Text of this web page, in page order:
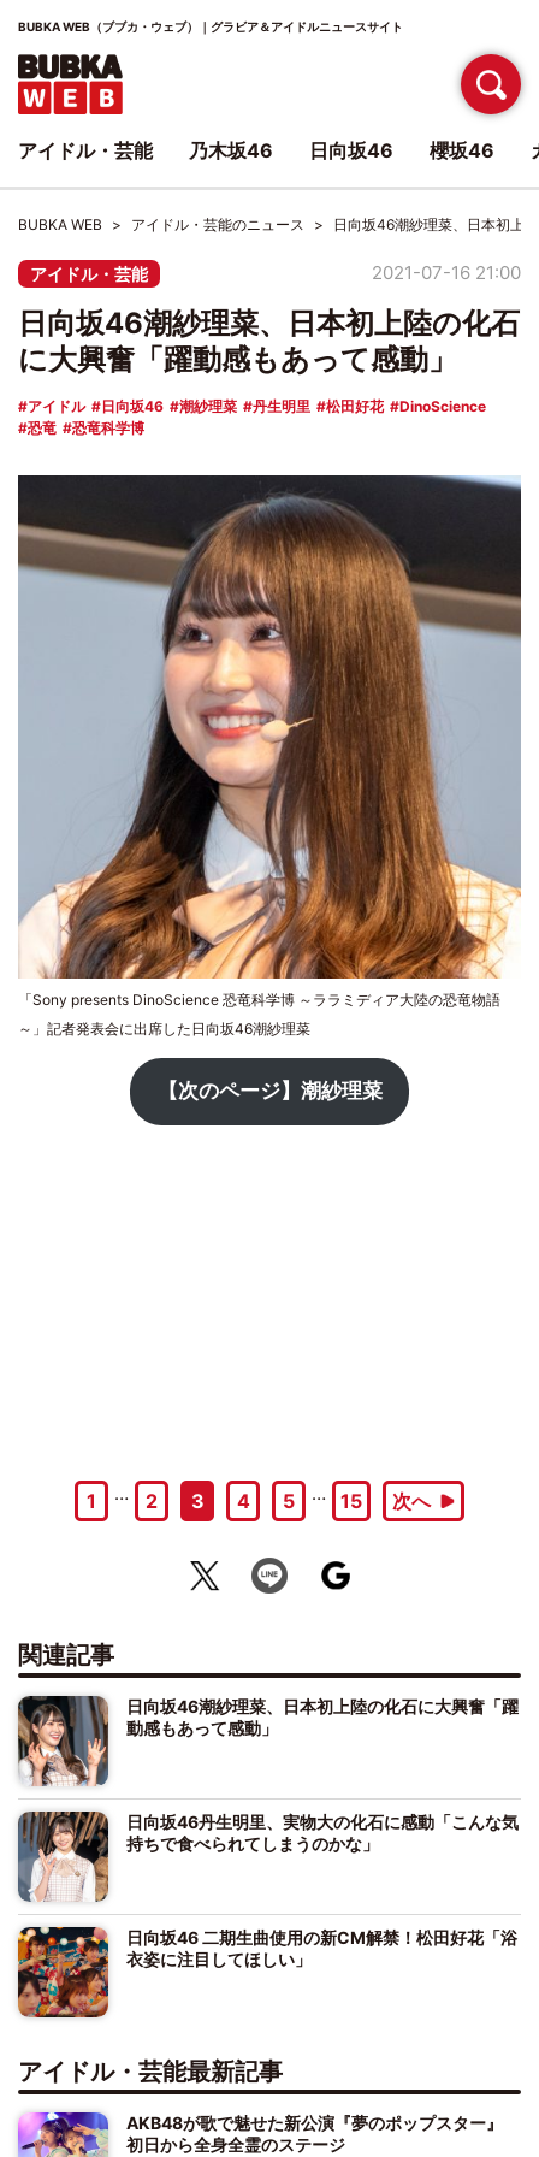
BUBKA WEB（ブブカ・ウェブ）｜グラビア＆アイドルニュースサイト
BUBKA WEB アイドル・芸能のニュース 日向坂46潮紗理菜、日本初上
アイドル・芸能 2021-07-16 21:00
日向坂46潮紗理菜、日本初上陸の化石
に大興奮「躍動感もあって感動」
アイドル 日向坂46 潮紗理菜 丹生明里 松田好花
DinoScience
恐竜
恐竜科学博
「Sony presents DinoScience 恐竜科学博 ～ララミディア大陸の恐竜物語
～」記者発表会に出席した日向坂46潮紗理菜
【次のページ】潮紗理菜
1 … 2 3 4 5 … 15 次へ
関連記事
日向坂46潮紗理菜、日本初上陸の化石に大興奮「躍
動感もあって感動」
日向坂46丹生明里、実物大の化石に感動「こんな気
持ちで食べられてしまうのかな」
日向坂46 二期生曲使用の新CM解禁！松田好花「浴
衣姿に注目してほしい」
アイドル・芸能最新記事
AKB48が歌で魅せた新公演『夢のポップスター』
初日から全身全霊のステージ
アイドル・芸能 乃木坂46 日向坂46 櫻坂46